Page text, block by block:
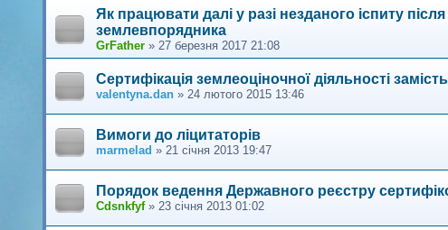
Як працювати далі у разі незданого іспиту
землевпорядника
GrFather » 27 березня 2017 21:08
Сертифікація землеоціночної діяльності
valentyna.dan » 24 лютого 2015 13:46
Вимоги до ліцитаторів
marmelad » 21 січня 2013 19:47
Порядок ведення Державного реєстру
Cdsnkfyf» 23 січня 2013 01:02